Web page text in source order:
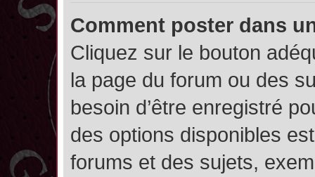
Comment poster dans
Cliquez sur le bouton
la page du forum ou des
besoin d’être enregistré
des options disponibles
forums et des sujets,